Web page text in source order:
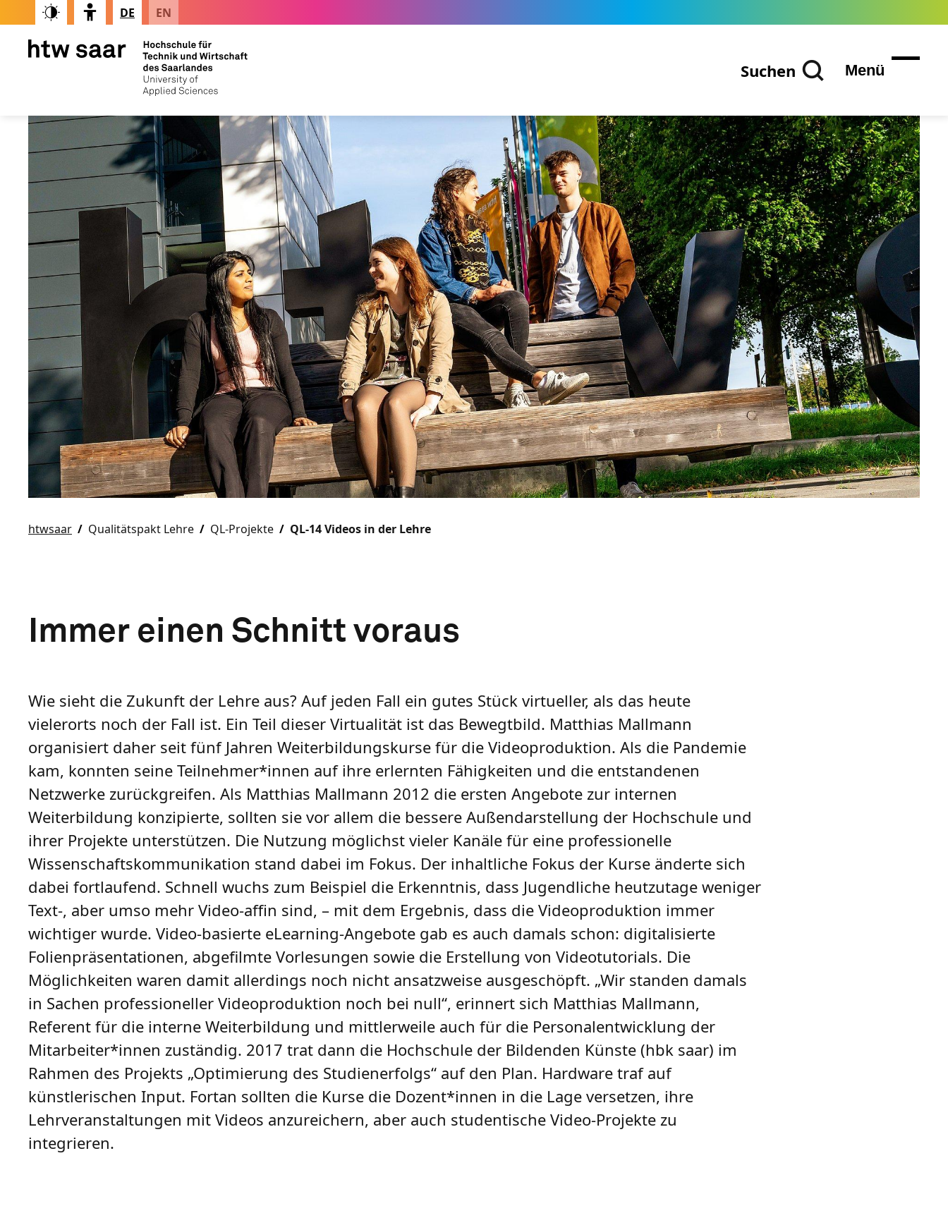
DE EN
Suchen Menü
htwsaar Qualitätspakt Lehre QL-Projekte QL-14 Videos in der Lehre
Immer einen Schnitt voraus
Wie sieht die Zukunft der Lehre aus? Auf jeden Fall ein gutes Stück virtueller, als das heute
vielerorts noch der Fall ist. Ein Teil dieser Virtualität ist das Bewegtbild. Matthias Mallmann
organisiert daher seit fünf Jahren Weiterbildungskurse für die Videoproduktion. Als die Pandemie
kam, konnten seine Teilnehmer*innen auf ihre erlernten Fähigkeiten und die entstandenen
Netzwerke zurückgreifen. Als Matthias Mallmann 2012 die ersten Angebote zur internen
Weiterbildung konzipierte, sollten sie vor allem die bessere Außendarstellung der Hochschule und
ihrer Projekte unterstützen. Die Nutzung möglichst vieler Kanäle für eine professionelle
Wissenschaftskommunikation stand dabei im Fokus. Der inhaltliche Fokus der Kurse änderte sich
dabei fortlaufend. Schnell wuchs zum Beispiel die Erkenntnis, dass Jugendliche heutzutage weniger
Text-, aber umso mehr Video-affin sind, – mit dem Ergebnis, dass die Videoproduktion immer
wichtiger wurde. Video-basierte eLearning-Angebote gab es auch damals schon: digitalisierte
Folienpräsentationen, abgefilmte Vorlesungen sowie die Erstellung von Videotutorials. Die
Möglichkeiten waren damit allerdings noch nicht ansatzweise ausgeschöpft. „Wir standen damals
in Sachen professioneller Videoproduktion noch bei null“, erinnert sich Matthias Mallmann,
Referent für die interne Weiterbildung und mittlerweile auch für die Personalentwicklung der
Mitarbeiter*innen zuständig. 2017 trat dann die Hochschule der Bildenden Künste (hbk saar) im
Rahmen des Projekts „Optimierung des Studienerfolgs“ auf den Plan. Hardware traf auf
künstlerischen Input. Fortan sollten die Kurse die Dozent*innen in die Lage versetzen, ihre
Lehrveranstaltungen mit Videos anzureichern, aber auch studentische Video-Projekte zu
integrieren.